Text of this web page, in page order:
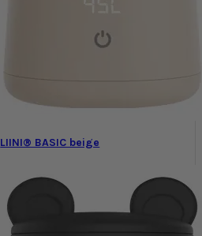
LIINI® BASIC beige